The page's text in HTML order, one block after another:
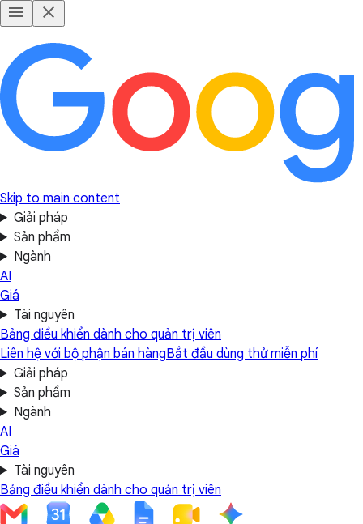
Skip to main content
Giải pháp
Sản phẩm
Ngành
AI
Giá
Tài nguyên
Bảng điều khiển dành cho quản trị viên
Liên hệ với bộ phận bán hàngBắt đầu dùng thử miễn phí
Giải pháp
Sản phẩm
Ngành
AI
Giá
Tài nguyên
Bảng điều khiển dành cho quản trị viên